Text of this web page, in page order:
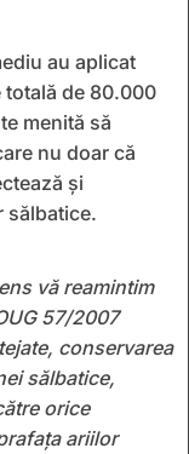
au aplicat
de 80.000
menită să
nu doar că
și
sălbatice.
vă reamintim
57/2007
conservarea
sălbatice,
orice
ariilor